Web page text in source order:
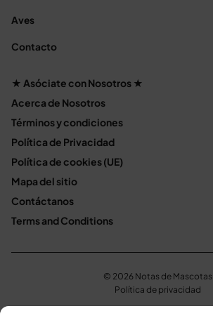
Aves
Contacto
★ Asóciate con Nosotros ★
Acerca de Nosotros
Términos y condiciones
Política de Privacidad
Política de cookies (UE)
Mapa del sitio
Contáctanos
Terms and Conditions
© 2026 Notas de Mascotas
Política de privacidad